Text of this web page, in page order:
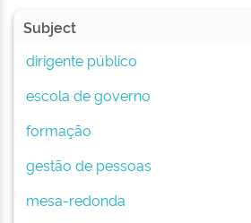
Subject
dirigente público
escola de governo
formação
gestão de pessoas
mesa-redonda